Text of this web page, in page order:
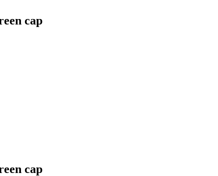
cap
cap